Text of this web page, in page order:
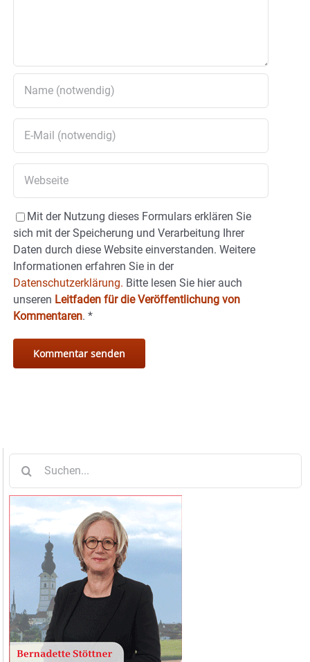
Mit der Nutzung dieses Formulars erklären Sie
sich mit der Speicherung und Verarbeitung Ihrer
Daten durch diese Website einverstanden. Weitere
Informationen erfahren Sie in der
Datenschutzerklärung. Bitte lesen Sie hier auch
unseren Leitfaden für die Veröffentlichung von
Kommentaren. *
nach: